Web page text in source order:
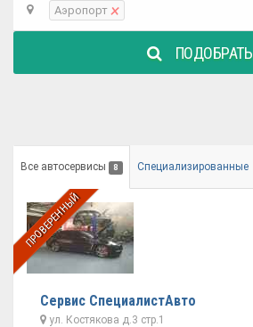
Аэропорт ×
ПОДОБРАТЬ
Все автосервисы 8 Специализированные
ПРОВЕРЕННЫЙ
Сервис СпециалистАвто
ул. Костякова д.3 стр.1